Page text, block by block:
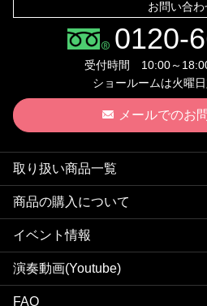
お問い合わ
0120-
受付時間 10:00～18:00
ショールームは火曜日
メールでのお
取り扱い商品一覧
商品の購入について
イベント情報
演奏動画(Youtube)
FAQ